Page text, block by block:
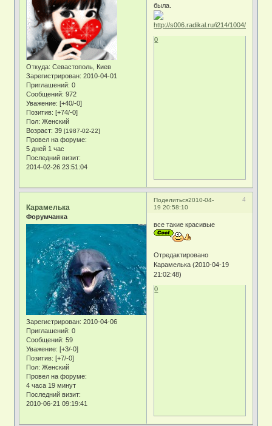
Откуда: Севастополь, Киев
Зарегистрирован: 2010-04-01
Приглашений: 0
Сообщений: 972
Уважение: [+40/-0]
Позитив: [+74/-0]
Пол: Женский
Возраст: 39[1987-02-22]
Провел на форуме:
5 дней 1 час
Последний визит:
2014-02-26 23:51:04
была.
0
Поделиться 4
2010-04-
19 20:58:10
Карамелька
Форумчанка
Зарегистрирован: 2010-04-06
Приглашений: 0
Сообщений: 59
Уважение: [+3/-0]
Позитив: [+7/-0]
Пол: Женский
Провел на форуме:
4 часа 19 минут
Последний визит:
2010-06-21 09:19:41
все такие красивые
Отредактировано
Карамелька (2010-04-19
21:02:48)
0